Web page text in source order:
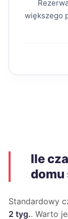
większego
Ile
domu
Standardowy
2 tyg.. Warto